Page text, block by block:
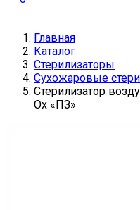
Главная
Каталог
Стерилизаторы
Сухожаровые
Стерилизатор
Ох «ПЗ»